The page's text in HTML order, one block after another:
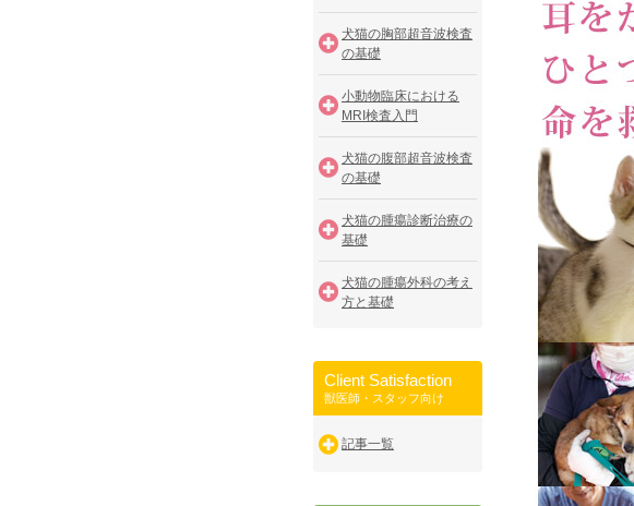
犬猫の胸部超音波検査
の基礎
小動物臨床における
MRI検査入門
犬猫の腹部超音波検査
の基礎
犬猫の腫瘍診断治療の
基礎
犬猫の腫瘍外科の考え
方と基礎
Client Satisfaction
獣医師・スタッフ向け
記事一覧